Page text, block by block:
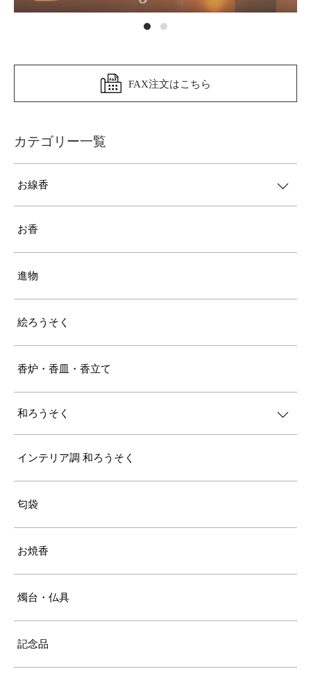
FAX注文はこちら
カテゴリー一覧
お線香
お香
進物
絵ろうそく
香炉・香皿・香立て
和ろうそく
インテリア調 和ろうそく
匂袋
お焼香
燭台・仏具
記念品